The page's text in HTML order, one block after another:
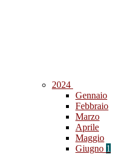
2024
Gennaio
Febbraio
Marzo
Aprile
Maggio
Giugno 1